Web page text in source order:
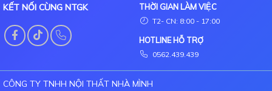
KẾT NỐI CÙNG NTGK
THỜI GIAN LÀM VIỆC
T2- CN: 8:00 - 17:00
HOTLINE HỖ TRỢ
0562.439.439
CÔNG TY TNHH NỘI THẤT NHÀ MÌNH